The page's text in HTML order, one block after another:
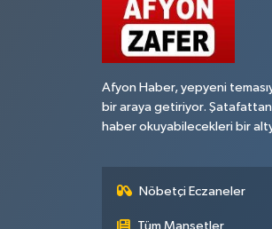
Afyon Haber, yepyeni
bir araya getiriyor. Şatafattan
haber okuyabilecekleri bir
Nöbetçi Eczaneler
Tüm Manşetler